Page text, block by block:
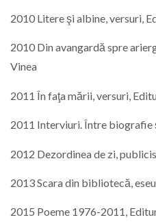
2010 Litere şi albine, versuri,
2010 Din avangardă spre
Vinea
2011 În faţa mării, versuri,
2011 Interviuri. Între
2012 Dezordinea de zi,
2013 Scara din bibliotecă,
2015 Poeme 1976-2011,